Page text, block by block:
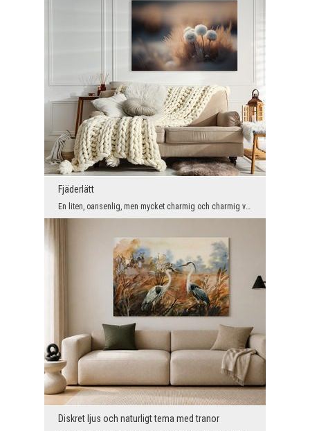
Fjäderlätt
En liten, oansenlig, men mycket charmig och charmig växt. Kanske skulle man inte alls lägga märke...
Diskret ljus och naturligt tema med tranor